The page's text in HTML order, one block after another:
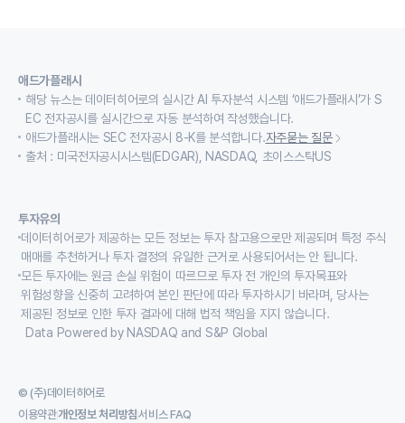
애드가플래시
해당 뉴스는 데이터히어로의 실시간 AI 투자분석 시스템 ‘애드가플래시’가 S
EC 전자공시를 실시간으로 자동 분석하여 작성했습니다.
애드가플래시는 SEC 전자공시 8-K를 분석합니다.자주묻는 질문
출처 : 미국전자공시시스템(EDGAR), NASDAQ, 초이스스탁US
투자유의
데이터히어로가 제공하는 모든 정보는 투자 참고용으로만 제공되며 특정 주식
매매를 추천하거나 투자 결정의 유일한 근거로 사용되어서는 안 됩니다.
모든 투자에는 원금 손실 위험이 따르므로 투자 전 개인의 투자목표와
위험성향을 신중히 고려하여 본인 판단에 따라 투자하시기 바라며, 당사는
제공된 정보로 인한 투자 결과에 대해 법적 책임을 지지 않습니다.
Data Powered by NASDAQ and S&P Global
© (주)데이터히어로
이용약관개인정보 처리방침서비스 FAQ